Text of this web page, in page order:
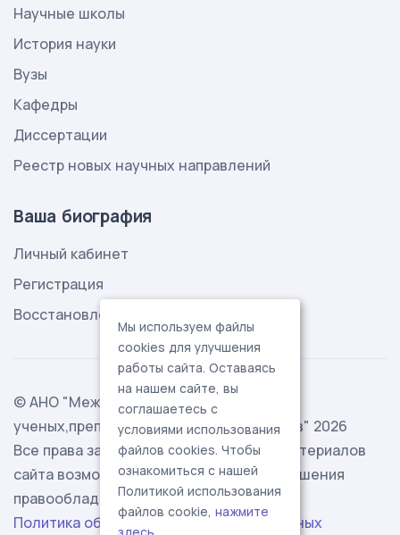
Научные школы
История науки
Вузы
Кафедры
Диссертации
Реестр новых научных направлений
Ваша биография
Личный кабинет
Регистрация
Восстановление пароля
© АНО "Международная ассоциация
ученых,преподавателей и специалистов" 2026
Все права защищены. Использование материалов
сайта возможно исключительно с разрешения
правообладателя.
Политика обработки персональных данных
Мы используем файлы
cookies для улучшения
работы сайта. Оставаясь
на нашем сайте, вы
соглашаетесь с
условиями использования
файлов cookies. Чтобы
ознакомиться с нашей
Политикой использования
файлов cookie, нажмите